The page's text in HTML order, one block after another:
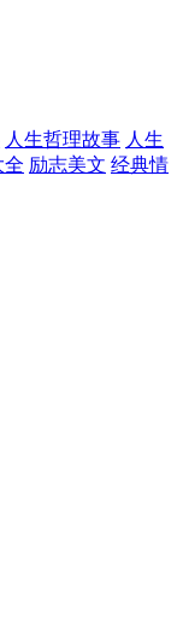
人生哲理故事 人生
全 励志美文 经典情